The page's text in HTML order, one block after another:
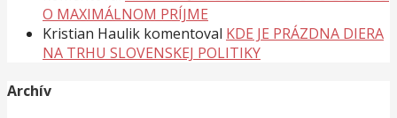
O MAXIMÁLNOM PRÍJME
Kristian Haulik komentoval KDE JE PRÁZDNA DIERA
NA TRHU SLOVENSKEJ POLITIKY
Archív